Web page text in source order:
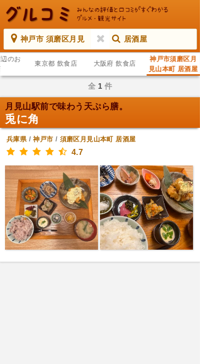
神戸市 須磨区月見 居酒屋
のお
東京都 飲食店 大阪府 飲食店
神戸市須磨区月
見山本町 居酒屋
全 1 件
月見山駅前で味わう天ぷら膳。
兎に角
兵庫県/神戸市 / 須磨区月見山本町 居酒屋
4.7